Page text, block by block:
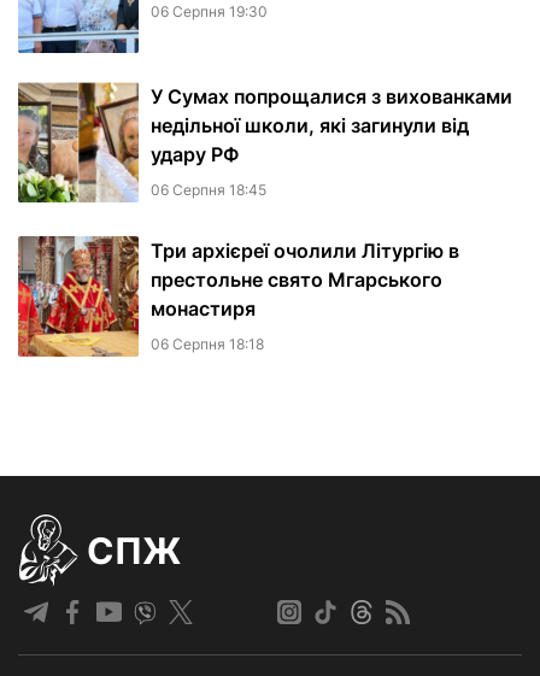
06 Серпня 19:30
У Сумах попрощалися з вихованками
недільної школи, які загинули від
удару РФ
06 Серпня 18:45
Три архієреї очолили Літургію в
престольне свято Мгарського
монастиря
06 Серпня 18:18
СПЖ